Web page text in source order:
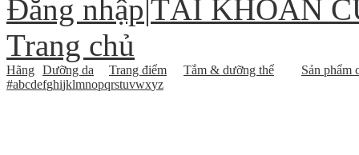
Đăng nhập|TÀI KHOẢN
Trang chủ
Hãng Dưỡng da Trang điểm Tắm & dưỡng thể
Sản phẩm
#abcdefghijklmnopqrstuvwxyz